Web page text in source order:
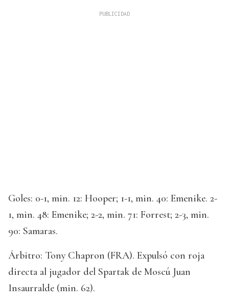
Goles: 0-1, min. 12: Hooper; 1-1, min. 40: Emenike. 2-
1, min. 48: Emenike; 2-2, min. 71: Forrest; 2-3, min.
90: Samaras.
Árbitro: Tony Chapron (FRA). Expulsó con roja
directa al jugador del Spartak de Moscú Juan
Insaurralde (min. 62).